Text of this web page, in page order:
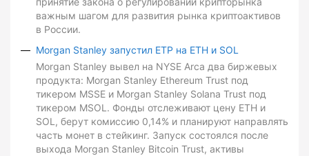
важным шагом для развития рынка криптоактивов
в России.
Morgan Stanley запустил ETP на ETH и SOL
Morgan Stanley вывел на NYSE Arca два биржевых
продукта: Morgan Stanley Ethereum Trust под
тикером MSSE и Morgan Stanley Solana Trust под
тикером MSOL. Фонды отслеживают цену ETH и
SOL, берут комиссию 0,14% и планируют направлять
часть монет в стейкинг. Запуск состоялся после
выхода Morgan Stanley Bitcoin Trust, активы